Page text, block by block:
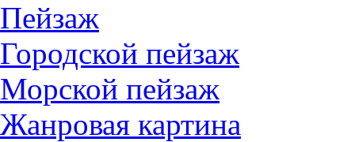
Пейзаж
Городской пейзаж
Морской пейзаж
Жанровая картина